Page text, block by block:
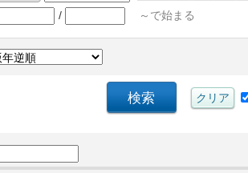
/ ～で始まる